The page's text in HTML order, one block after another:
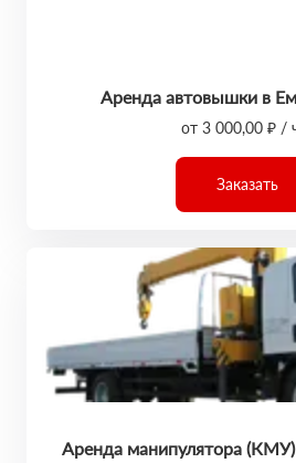
Аренда автовышки в
от 3 000,00 ₽ /
Заказать
Аренда манипулятора